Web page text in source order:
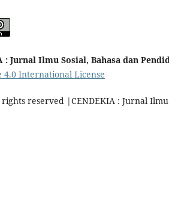
: Jurnal Ilmu Sosial, Bahasa dan
4.0 International License
reserved |CENDEKIA : Jurnal